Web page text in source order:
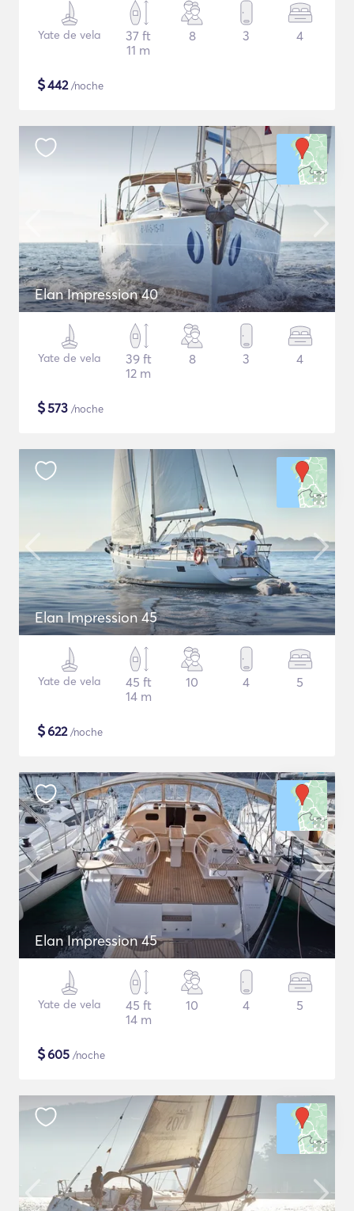
Yate de vela
37 ft
11 m
8 3 4
$442/noche
Elan Impression 40
Yate de vela
39 ft
12 m
8 3 4
$573 /noche
Elan Impression 45
Yate de vela
45 ft
14 m
10 4 5
$622/noche
Elan Impression 45
Yate de vela
45 ft
14 m
10 4 5
$605 /noche